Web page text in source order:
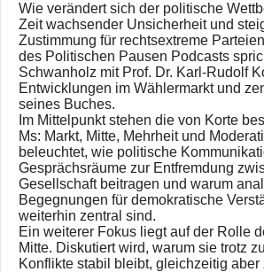
Wie verändert sich der politische
Zeit wachsender Unsicherheit und
Zustimmung für rechtsextreme
des Politischen Pausen Podcasts
Schwanholz mit Prof. Dr. Karl-Rudolf
Entwicklungen im Wählermarkt und
seines Buches.
Im Mittelpunkt stehen die von Korte
Ms: Markt, Mitte, Mehrheit und
beleuchtet, wie politische
Gesprächsräume zur Entfremdung
Gesellschaft beitragen und warum
Begegnungen für demokratische
weiterhin zentral sind.
Ein weiterer Fokus liegt auf der Rolle
Mitte. Diskutiert wird, warum sie trotz
Konflikte stabil bleibt, gleichzeitig aber